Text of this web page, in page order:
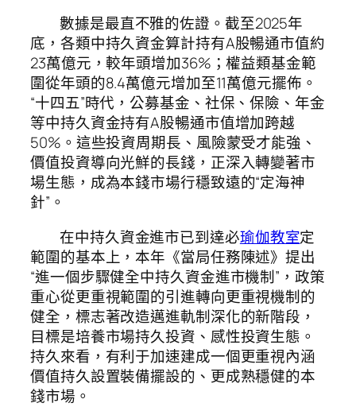
數據是最直不雅的佐證。截至2025年
底，各類中持久資金算計持有A股暢通市值約
23萬億元，較年頭增加36%；權益類基金範
圍從年頭的8.4萬億元增加至11萬億元擺佈。
“十四五”時代，公募基金、社保、保險、年金
等中持久資金持有A股暢通市值增加跨越
50%。這些投資周期長、風險蒙受才能強、
價值投資導向光鮮的長錢，正深入轉變著市
場生態，成為本錢市場行穩致遠的“定海神
針”。
在中持久資金進市已到達必瑜伽教室定
範圍的基本上，本年《當局任務陳述》提出
“進一個步驟健全中持久資金進市機制”，政策
重心從更重視範圍的引進轉向更重視機制的
健全，標志著改造邁進軌制深化的新階段，
目標是培養市場持久投資、感性投資生態。
持久來看，有利于加速建成一個更重視內涵
價值持久設置裝備擺設的、更成熟穩健的本
錢市場。